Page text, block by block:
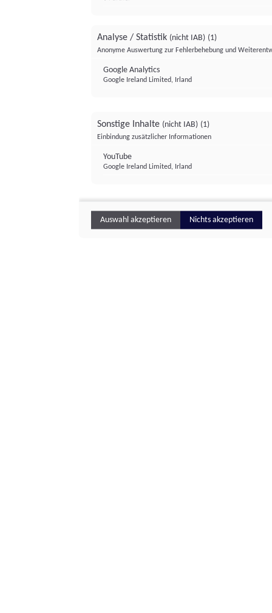
Analyse / Statistik (nicht IAB) (1)
Anonyme Auswertung zur Fehlerbehebung und
Google Analytics
Google Ireland Limited, Irland
Sonstige Inhalte (nicht IAB) (1)
Einbindung zusätzlicher Informationen
YouTube
Google Ireland Limited, Irland
Auswahl akzeptieren Nichts akzeptieren